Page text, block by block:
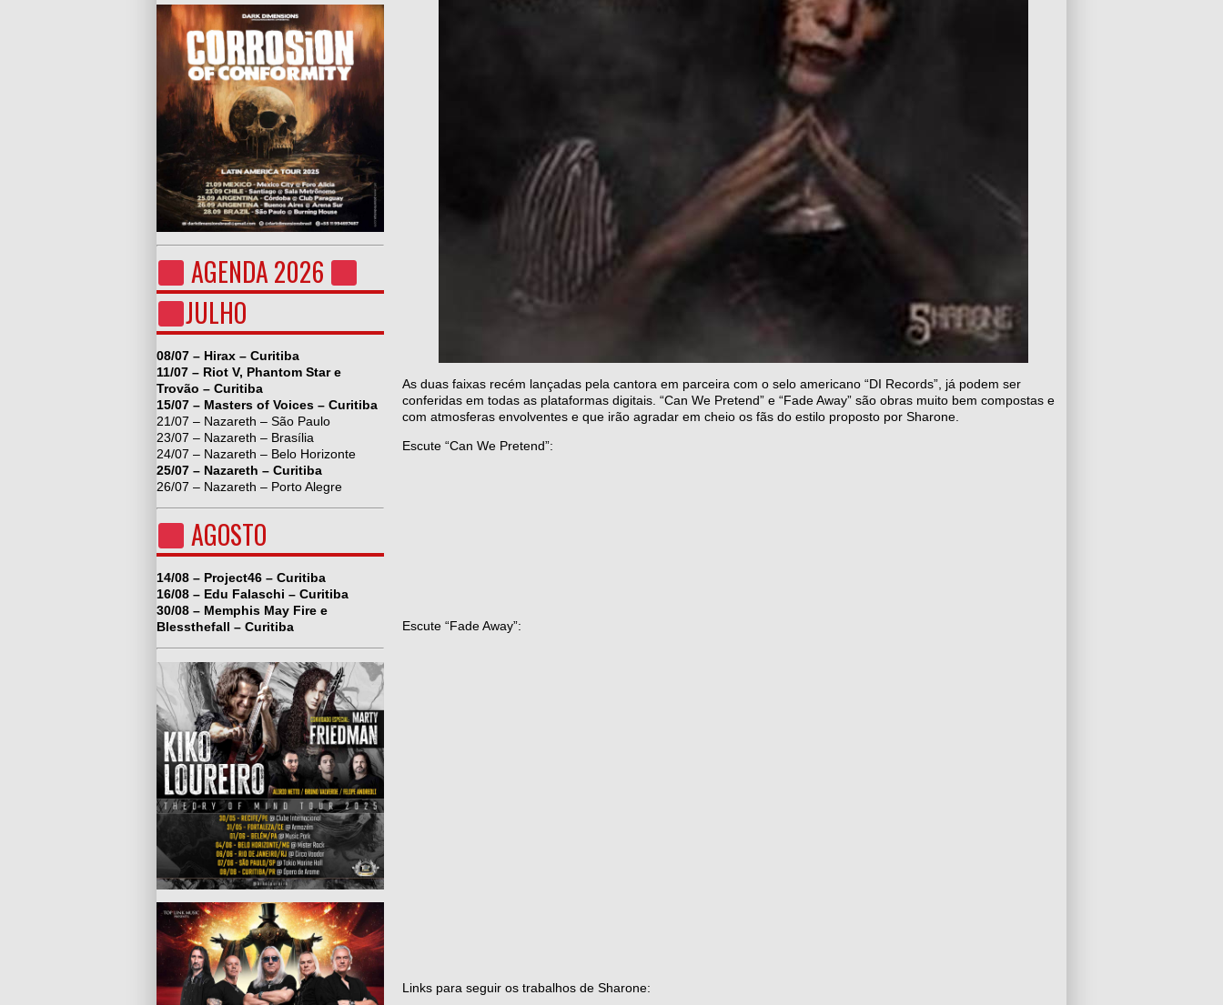
AGENDA 2026
JULHO
08/07 – Hirax – Curitiba
11/07 – Riot V, Phantom Star e
Trovão – Curitiba
15/07 – Masters of Voices – Curitiba
21/07 – Nazareth – São Paulo
23/07 – Nazareth – Brasília
24/07 – Nazareth – Belo Horizonte
25/07 – Nazareth – Curitiba
26/07 – Nazareth – Porto Alegre
AGOSTO
14/08 – Project46 – Curitiba
16/08 – Edu Falaschi – Curitiba
30/08 – Memphis May Fire e
Blessthefall – Curitiba
As duas faixas recém lançadas pela cantora em parceira com o selo americano “DI Records”, já podem ser
conferidas em todas as plataformas digitais. “Can We Pretend” e “Fade Away” são obras muito bem compostas e
com atmosferas envolventes e que irão agradar em cheio os fãs do estilo proposto por Sharone.
Escute “Can We Pretend”:
Escute “Fade Away”:
Links para seguir os trabalhos de Sharone: